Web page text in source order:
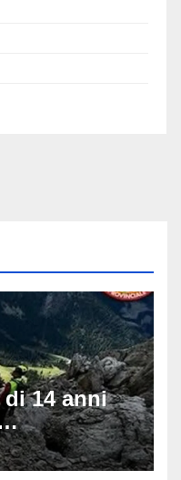
14 anni
sul
famiglia